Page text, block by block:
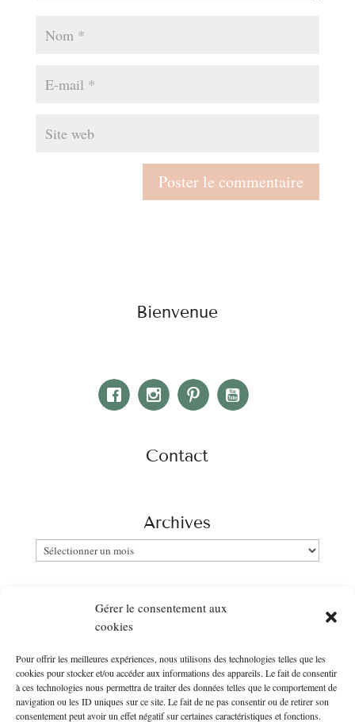
Gérer le consentement aux
cookies
Pour offrir les meilleures expériences, nous utilisons des technologies telles que les
cookies pour stocker et/ou accéder aux informations des appareils. Le fait de consentir
à ces technologies nous permettra de traiter des données telles que le comportement de
navigation ou les ID uniques sur ce site. Le fait de ne pas consentir ou de retirer son
consentement peut avoir un effet négatif sur certaines caractéristiques et fonctions.
Bienvenue
Contact
Archives
Archives
Newsletter
Entrer votre email :